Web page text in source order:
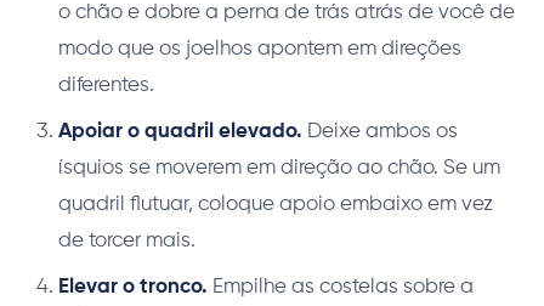
o chão e dobre a perna de trás atrás de você de
modo que os joelhos apontem em direções
diferentes.
Apoiar o quadril elevado. Deixe ambos os
ísquios se moverem em direção ao chão. Se um
quadril flutuar, coloque apoio embaixo em vez
de torcer mais.
Elevar o tronco. Empilhe as costelas sobre a